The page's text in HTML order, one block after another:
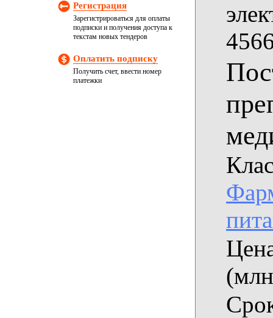
Регистрация
Зарегистрироваться для оплаты
подписки и получения доступа к
текстам новых тендеров
Оплатить подписку
Получить счет, ввести номер
платежки